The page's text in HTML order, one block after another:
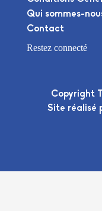
Qui sommes-
Contact
Restez connecté
Copyright
Site réalisé